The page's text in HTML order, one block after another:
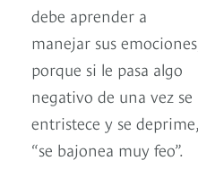
debe aprender a
manejar sus emociones,
porque si le pasa algo
negativo de una vez se
entristece y se deprime,
“se bajonea muy feo”.